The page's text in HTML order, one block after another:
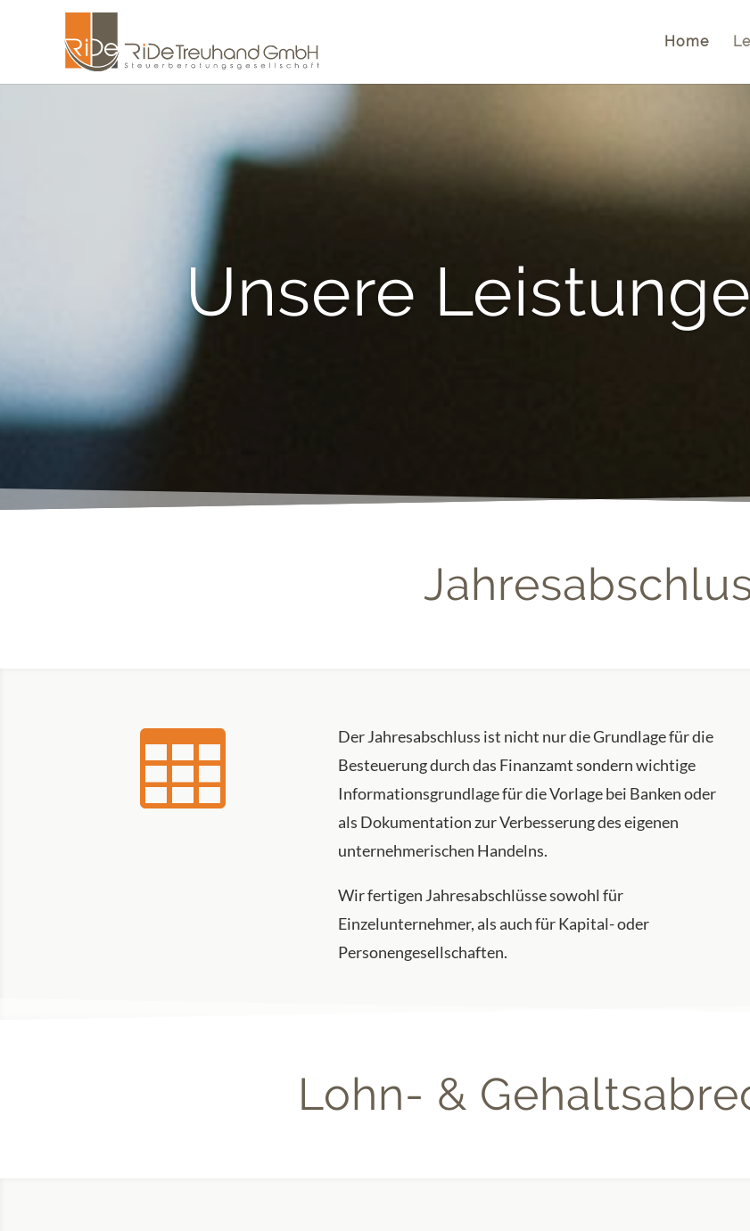
Home
Unsere

Der Jahresabschluss ist nicht nur die Grundlage für die
Besteuerung durch das Finanzamt sondern wichtige
Informationsgrundlage für die Vorlage bei Banken oder
als Dokumentation zur Verbesserung des eigenen
unternehmerischen Handelns.
Wir fertigen Jahresabschlüsse sowohl für
Einzelunternehmer, als auch für Kapital- oder
Personengesellschaften.
Lohn- &